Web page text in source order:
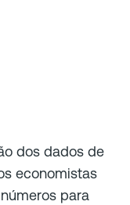
dos dados de
economistas
para